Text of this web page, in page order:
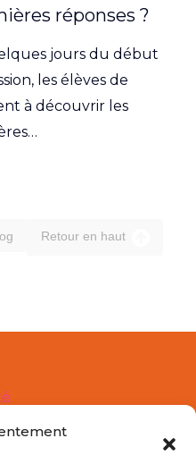
réponses ?
jours du début
les élèves de
à découvrir les
Retour en haut